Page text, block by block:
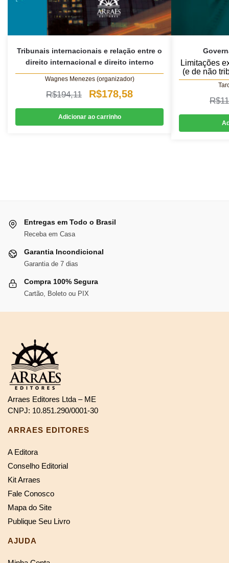
Tribunais internacionais e relação entre o
direito internacional e direito interno
Wagnes Menezes (organizador)
R$194,11
O
preço
original
R$178,58O
preço
atual
Adicionar ao carrinho
Limitações
(e de não
R$
Entregas em Todo o Brasil
Receba em Casa
Garantia Incondicional
Garantia de 7 dias
Compra 100% Segura
Cartão, Boleto ou PIX
Arraes Editores Ltda – ME
CNPJ: 10.851.290/0001-30
ARRAES EDITORES
A Editora
Conselho Editorial
Kit Arraes
Fale Conosco
Mapa do Site
Publique Seu Livro
AJUDA